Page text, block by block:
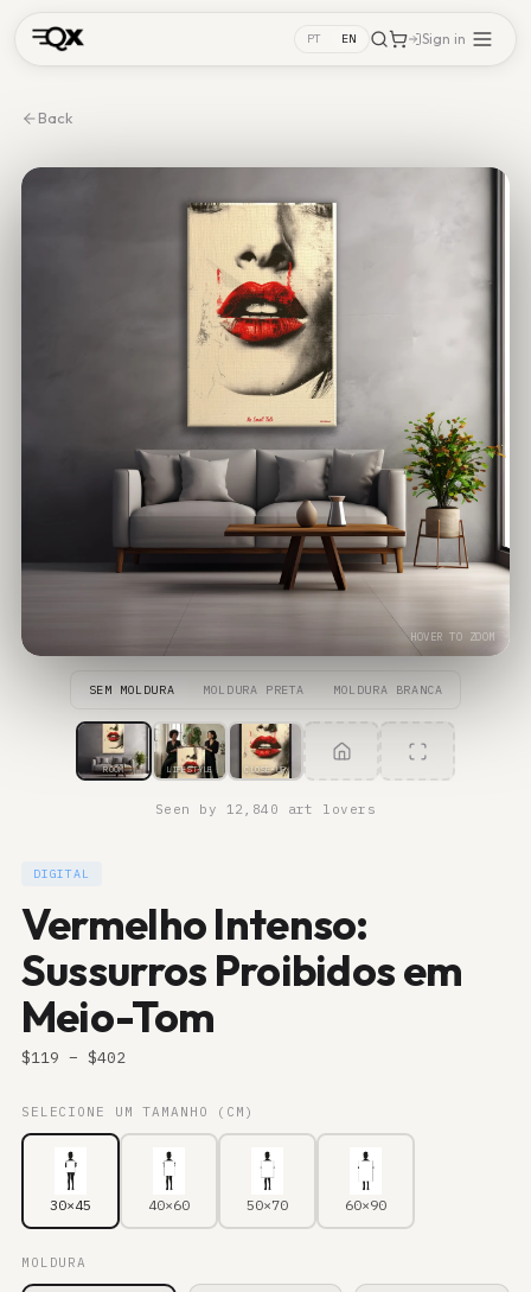
PT EN Sign in
Back
HOVER TO ZOOM
SEM MOLDURA MOLDURA PRETA MOLDURA BRANCA
ROOM LIFESTYLE CLOSE-UP
Seen by 12,840 art lovers
DIGITAL
Vermelho Intenso:
Sussurros Proibidos em
Meio-Tom
$119 – $402
SELECIONE UM TAMANHO (CM)
30×45 40×60 50×70 60×90
MOLDURA